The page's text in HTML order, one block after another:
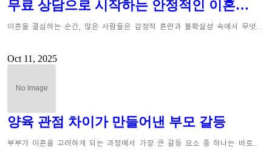
무료 상담으로 시작하는 안정적인 이혼…
이혼을 결심하는 순간, 많은 사람들은 감정적 혼란과 불확실성 속에서 무엇…
Oct 11, 2025
양육 관점 차이가 만들어낸 부모 갈등
부부가 이혼을 고려하게 되는 과정에서 가장 큰 갈등 요소 중 하나는 바로…